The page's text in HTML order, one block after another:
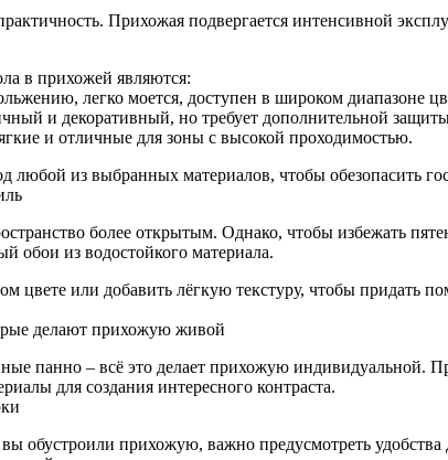
Прихожая подвергается интенсивной
в прихожей являются:
легко моется, доступен в широком диапазоне
и декоративный, но требует дополнительной
и отличные для зоны с высокой проходимостью.
любой из выбранных материалов, чтобы обезопасить
более открытым. Однако, чтобы избежать
обои из водостойкого материала.
цвете или добавить лёгкую текстуру, чтобы
делают прихожую живой
панно – всё это делает прихожую индивидуальной.
для создания интересного контраста.
обустроили прихожую, важно предусмотреть